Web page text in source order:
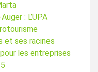
: L’UPA
et ses racines
les entreprises